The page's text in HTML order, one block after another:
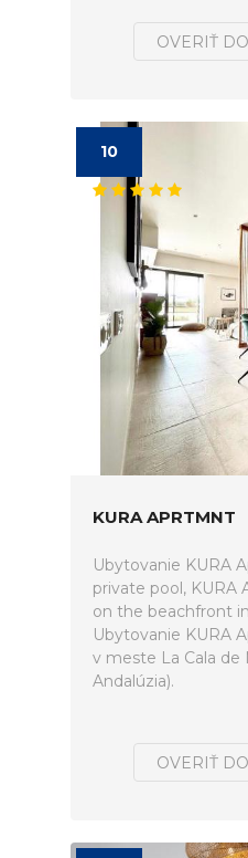
OVERIŤ
10
KURA APRTMNT
Ubytovanie KURA
private pool, KURA
on the beachfront
Ubytovanie KURA
v meste La Cala de
Andalúzia).
OVERIŤ